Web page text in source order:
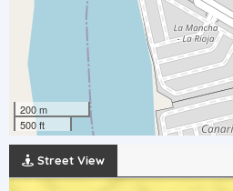
200 m
500 ft
Street View